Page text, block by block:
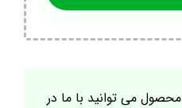
می توانید با ما در